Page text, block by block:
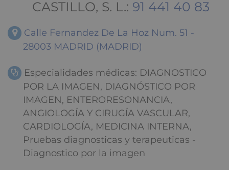
CASTILLO, S. L.: 91 441 40 83
Calle Fernandez De La Hoz Num. 51 -
28003 MADRID (MADRID)
Especialidades médicas: DIAGNOSTICO
POR LA IMAGEN, DIAGNÓSTICO POR
IMAGEN, ENTERORESONANCIA,
ANGIOLOGÍA Y CIRUGÍA VASCULAR,
CARDIOLOGÍA, MEDICINA INTERNA,
Pruebas diagnosticas y terapeuticas -
Diagnostico por la imagen